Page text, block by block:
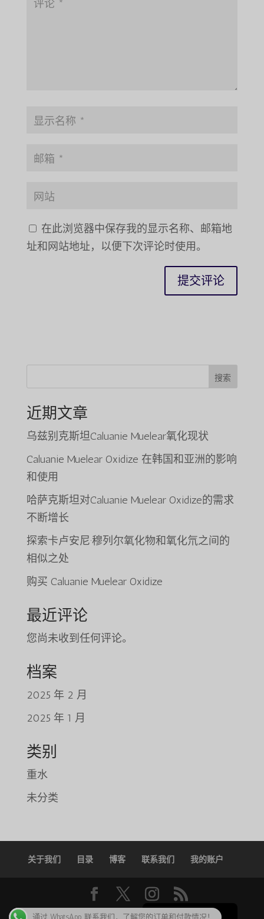
在此浏览器中保存我的显示名称、邮箱地
址和网站地址，以便下次评论时使用。
搜索
近期文章
乌兹别克斯坦Caluanie Muelear氧化现状
Caluanie Muelear Oxidize 在韩国和亚洲的影响
和使用
哈萨克斯坦对Caluanie Muelear Oxidize的需求
不断增长
探索卡卢安尼·穆列尔氧化物和氧化氘之间的
相似之处
购买 Caluanie Muelear Oxidize
最近评论
您尚未收到任何评论。
档案
2025 年 2 月
2025 年 1 月
类别
重水
未分类
关于我们 目录 博客 联系我们 我的账户
通过 WhatsApp 联系我们，了解您的订单和付款情况！
English
ភាសាខ្មែរ
Қазақ тілі